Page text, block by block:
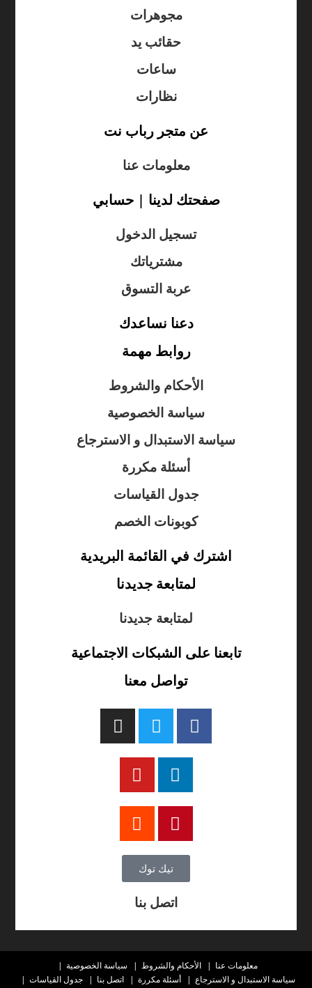
مجوهرات
حقائب يد
ساعات
نظارات
عن متجر رباب نت
معلومات عنا
صفحتك لدينا | حسابي
تسجيل الدخول
مشترياتك
عربة التسوق
دعنا نساعدك
روابط مهمة
الأحكام والشروط
سياسة الخصوصية
سياسة الاستبدال و الاسترجاع
أسئلة مكررة
جدول القياسات
كوبونات الخصم
اشترك في القائمة البريدية
لمتابعة جديدنا
لمتابعة جديدنا
تابعنا على الشبكات الاجتماعية
تواصل معنا
تيك توك
اتصل بنا
معلومات عنا الأحكام والشروط
سياسة الخصوصية
سياسة الاستبدال و الاسترجاع
أسئلة مكررة اتصل بنا
جدول القياسات